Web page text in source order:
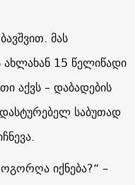
მას
15 წელიწადი
აქვს – დაბადების
საბუთად
იქნება?“ –